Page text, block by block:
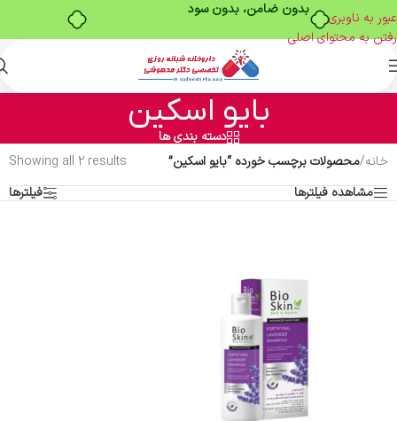
بدون ضامن، بدون سود
عبور به ناوبری
رفتن به محتوای اصلی
بایو اسکین
دسته بندی ها
خانه/محصولات برچسب خورده “بایو اسکین”
Showing all 2 results
مشاهده فیلترها
فیلترها